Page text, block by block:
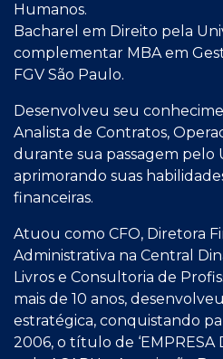
Humanos.
Bacharel em Direito pela
complementar MBA em
FGV São Paulo.
Desenvolveu seu
Analista de Contratos,
durante sua passagem pelo
aprimorando suas
financeiras.
Atuou como CFO, Diretora
Administrativa na Central
Livros e Consultoria de
mais de 10 anos,
estratégica, conquistando
2006, o título de ‘EMPRESA